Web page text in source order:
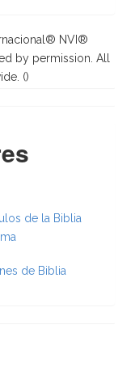
NVI®
by permission. All
()
de la Biblia
de Biblia